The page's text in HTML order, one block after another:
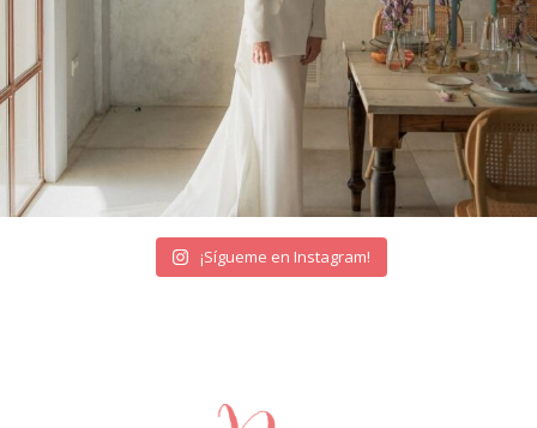
¡Sígueme en Instagram!